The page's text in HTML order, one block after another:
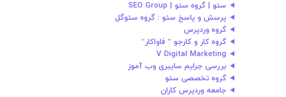
سئو | گروه سئو | SEO Group
پرسش و پاسخ سئو : گروه سئوگل
گروه وردپرس
گروه کار و کارجو ” فاواکار”
V Digital Marketing
بررسی جرایم سایبری وب آموز
گروه تخصصی سئو
جامعه وردپرس کاران